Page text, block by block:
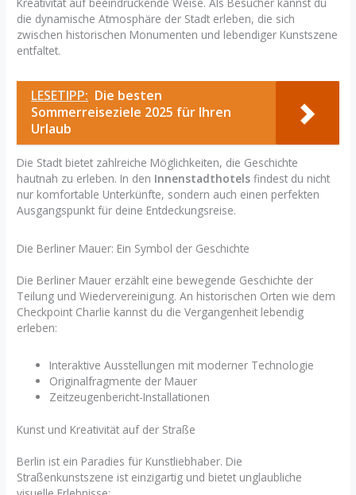
Kreativität auf beeindruckende Weise. Als Besucher kannst du
die dynamische Atmosphäre der Stadt erleben, die sich
zwischen historischen Monumenten und lebendiger Kunstszene
entfaltet.
LESETIPP: Die besten
Sommerreiseziele 2025 für Ihren
Urlaub
Die Stadt bietet zahlreiche Möglichkeiten, die Geschichte
hautnah zu erleben. In den Innenstadthotels findest du nicht
nur komfortable Unterkünfte, sondern auch einen perfekten
Ausgangspunkt für deine Entdeckungsreise.
Die Berliner Mauer: Ein Symbol der Geschichte
Die Berliner Mauer erzählt eine bewegende Geschichte der
Teilung und Wiedervereinigung. An historischen Orten wie dem
Checkpoint Charlie kannst du die Vergangenheit lebendig
erleben:
Interaktive Ausstellungen mit moderner Technologie
Originalfragmente der Mauer
Zeitzeugenbericht-Installationen
Kunst und Kreativität auf der Straße
Berlin ist ein Paradies für Kunstliebhaber. Die
Straßenkunstszene ist einzigartig und bietet unglaubliche